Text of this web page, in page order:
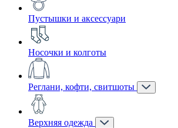
Пустышки и аксессуари
Носочки и колготы
Реглани, кофти, свитшоты
Верхняя одежда